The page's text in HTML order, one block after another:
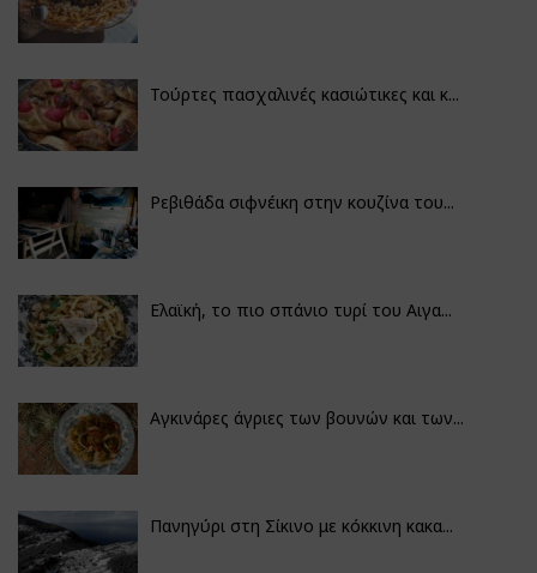
Τούρτες πασχαλινές κασιώτικες και κ...
Ρεβιθάδα σιφνέικη στην κουζίνα του...
Ελαϊκή, το πιο σπάνιο τυρί του Αιγα...
Αγκινάρες άγριες των βουνών και των...
Πανηγύρι στη Σίκινο με κόκκινη κακα...